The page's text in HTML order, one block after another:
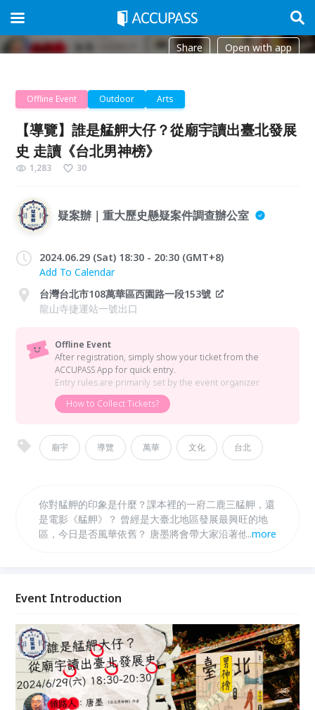
Share Open with app
Offline Event Outdoor Arts
【導覽】誰是艋舺大仔？從廟宇讀出臺北發展
史 走讀《台北男神榜》
1,283 30
疑案辦｜重大歷史懸疑案件調查辦公室
2024.06.29 (Sat) 18:30 - 20:30 (GMT+8)
Add To Calendar
台灣台北市108萬華區西園路一段153號
龍山寺捷運站一號出口
Offline Event
After registration, simply show your ticket from the
ACCUPASS App for quick entry.
Entry rules are primarily set by the event organizer.
How to Collect Tickets?
廟宇 導覽 萬華 文化 台北
你對艋舺的印象是什麼？課本裡的一府二鹿三艋舺，還
是電影《艋舺》？ 曾經是大臺北地區發展最興旺的地
區，今日是否風華依舊？ 唐墨將會帶大家沿著他所習
...more
Event Introduction